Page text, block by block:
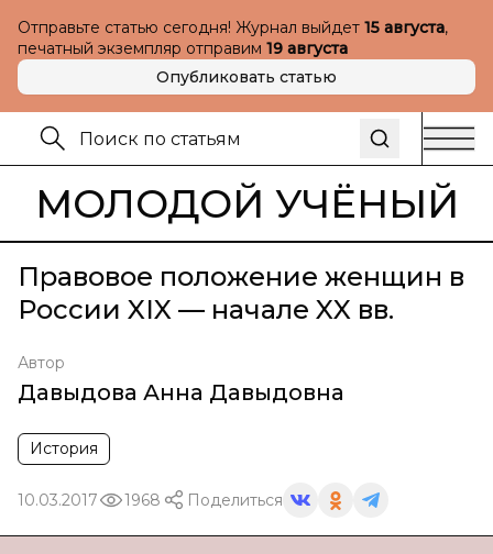
Отправьте статью сегодня! Журнал выйдет 15 августа,
печатный экземпляр отправим 19 августа
Опубликовать статью
МОЛОДОЙ УЧЁНЫЙ
Правовое положение женщин в
России XIX — начале XX вв.
Автор
Давыдова Анна Давыдовна
История
10.03.2017 1968 Поделиться